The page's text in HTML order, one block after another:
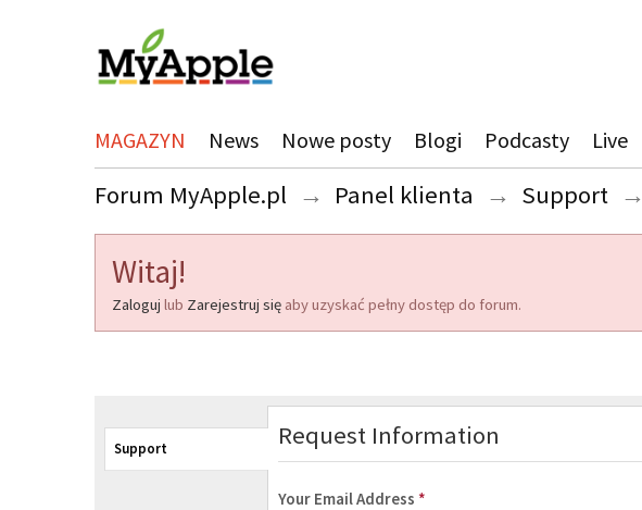
MAGAZYN News Nowe posty Blogi Podcasty Live
Forum MyApple.pl → Panel klienta → Support →
Witaj!
Zaloguj lub Zarejestruj się aby uzyskać pełny dostęp do forum.
Support Request Information
Your Email Address *